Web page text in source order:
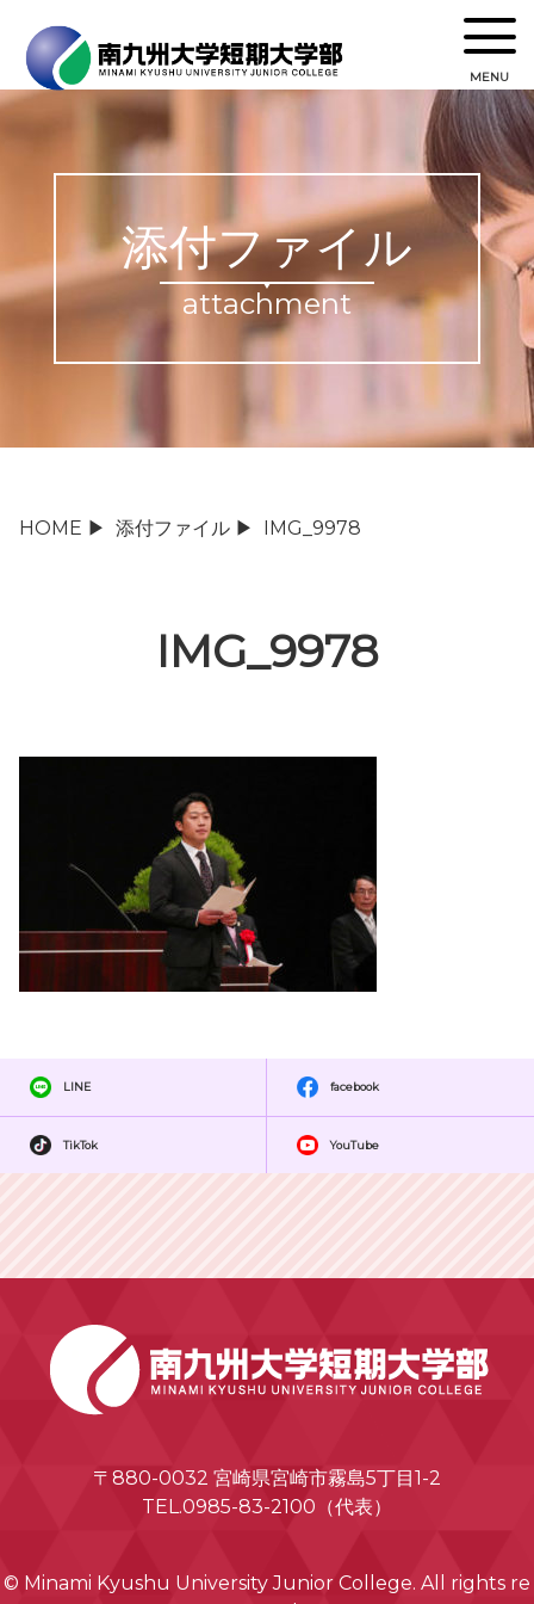
MENU
添付ファイル
attachment
HOME ▶ 添付ファイル ▶ IMG_9978
IMG_9978
LINE facebook
TikTok YouTube
〒880-0032 宮崎県宮崎市霧島5丁目1-2
TEL.0985-83-2100（代表）
© Minami Kyushu University Junior College. All rights re